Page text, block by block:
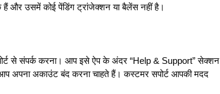
और उसमें कोई पेंडिंग ट्रांजेक्शन या बैलेंस नहीं है।
से संपर्क करना। आप इसे ऐप के अंदर “Help & Support” सेक्शन
अपना अकाउंट बंद करना चाहते हैं। कस्टमर सपोर्ट आपकी मदद